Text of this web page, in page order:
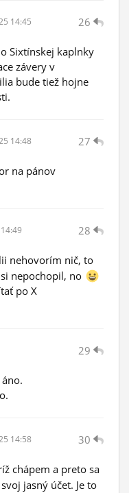
26
14:45
Sixtínskej kaplnky
závery v
bude tiež hojne
27
14:48
na pánov
28
nehovorím nič, to
nepochopil, no
po X
29
30
14:58
chápem a preto sa
jasný účet. Je to